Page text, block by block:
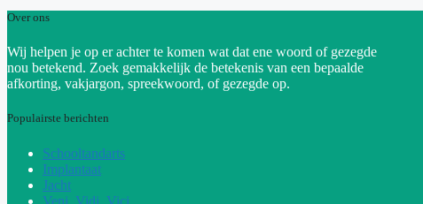
Over ons
Wij helpen je op er achter te komen wat dat ene woord of gezegde
nou betekend. Zoek gemakkelijk de betekenis van een bepaalde
afkorting, vakjargon, spreekwoord, of gezegde op.
Populairste berichten
Schooltandarts
Implantaat
Jacht
Veni, Vidi, Vici